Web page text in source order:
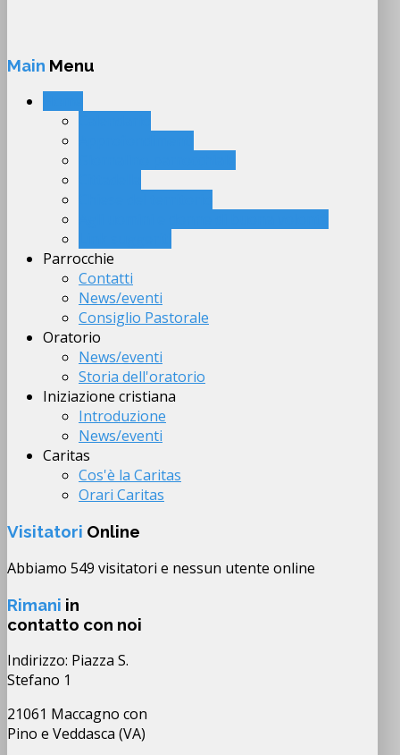
Main Menu
Parrocchie
Contatti
News/eventi
Consiglio Pastorale
Oratorio
News/eventi
Storia dell'oratorio
Iniziazione cristiana
Introduzione
News/eventi
Caritas
Cos'è la Caritas
Orari Caritas
Visitatori Online
Abbiamo 549 visitatori e nessun utente online
Rimani in
contatto con noi
Indirizzo: Piazza S.
Stefano 1
21061 Maccagno con
Pino e Veddasca (VA)